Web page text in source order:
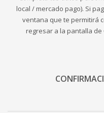
local / mercado pago). Si
ventana que te permitirá
regresar a la pantalla